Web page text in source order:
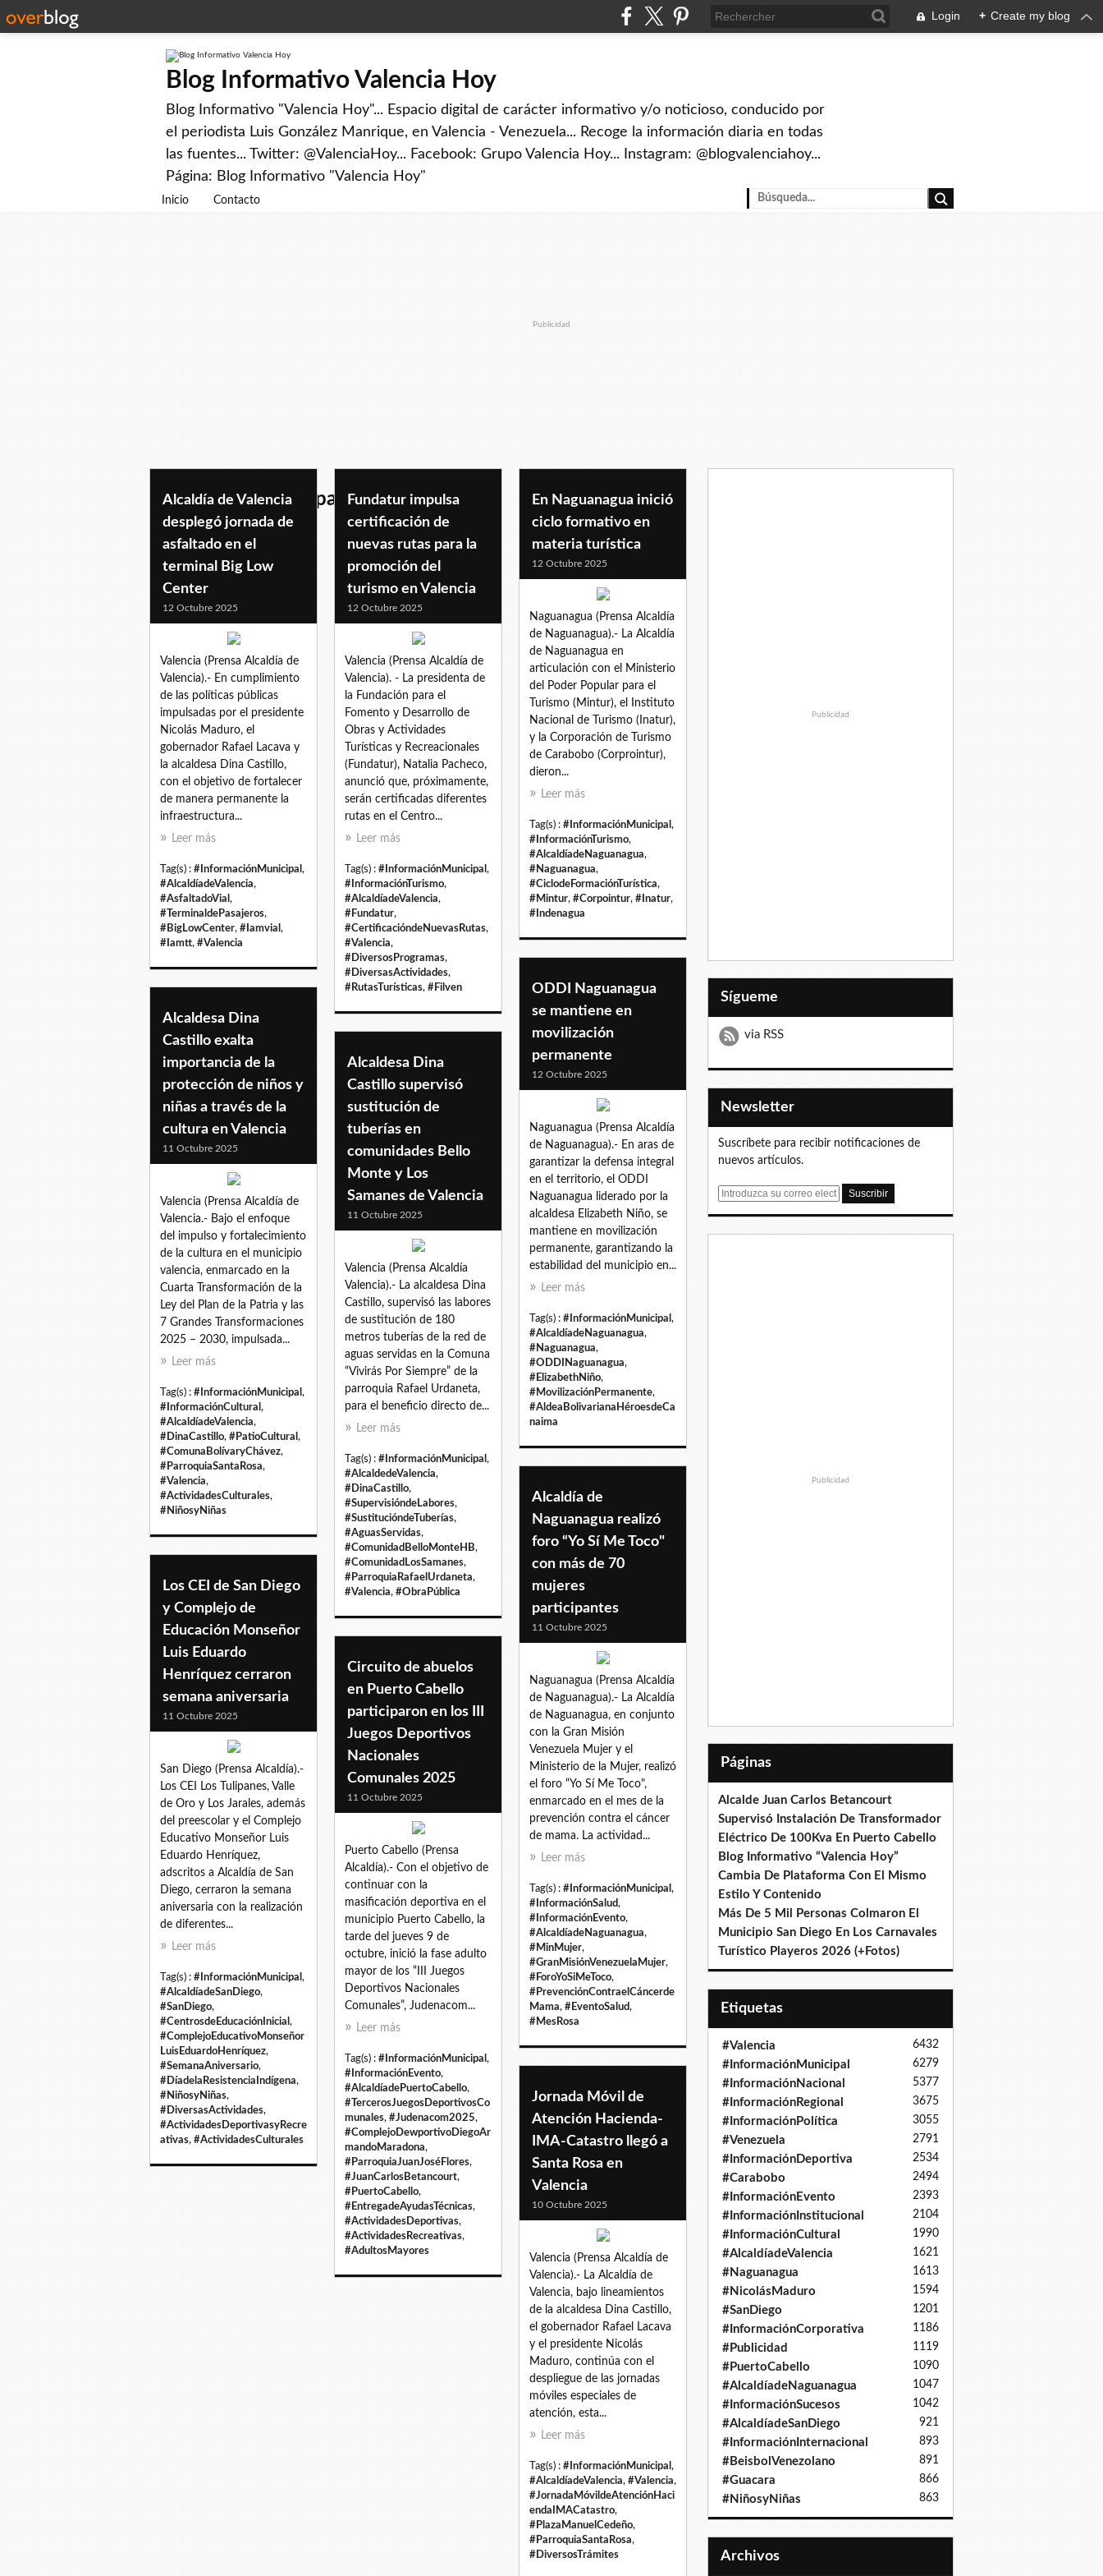
Login + Create my blog
Blog Informativo Valencia Hoy
Blog Informativo "Valencia Hoy"... Espacio digital de carácter informativo y/o noticioso, conducido por
el periodista Luis González Manrique, en Valencia - Venezuela... Recoge la información diaria en todas
las fuentes... Twitter: @ValenciaHoy... Facebook: Grupo Valencia Hoy... Instagram: @blogvalenciahoy...
Página: Blog Informativo "Valencia Hoy"
Inicio Contacto
Publicidad
informacionmunicipal
Alcaldía de Valencia
desplegó jornada de
asfaltado en el
terminal Big Low
Center
12 Octubre 2025
Valencia (Prensa Alcaldía de
Valencia).- En cumplimiento
de las políticas públicas
impulsadas por el presidente
Nicolás Maduro, el
gobernador Rafael Lacava y
la alcaldesa Dina Castillo,
con el objetivo de fortalecer
de manera permanente la
infraestructura...
Leer más
Tag(s) : #InformaciónMunicipal ,
#AlcaldíadeValencia,
#AsfaltadoVial ,
#TerminaldePasajeros,
#BigLowCenter, #Iamvial ,
#Iamtt, #Valencia
Fundatur impulsa
certificación de
nuevas rutas para la
promoción del
turismo en Valencia
12 Octubre 2025
Valencia (Prensa Alcaldía de
Valencia). - La presidenta de
la Fundación para el
Fomento y Desarrollo de
Obras y Actividades
Turísticas y Recreacionales
(Fundatur), Natalia Pacheco,
anunció que, próximamente,
serán certificadas diferentes
rutas en el Centro...
Leer más
Tag(s) : #InformaciónMunicipal ,
#InformaciónTurismo,
#AlcaldíadeValencia,
#Fundatur,
#CertificacióndeNuevasRutas,
#Valencia,
#DiversosProgramas,
#DiversasActividades,
#RutasTurísticas, #Filven
En Naguanagua inició
ciclo formativo en
materia turística
12 Octubre 2025
Naguanagua (Prensa Alcaldía
de Naguanagua).- La Alcaldía
de Naguanagua en
articulación con el Ministerio
del Poder Popular para el
Turismo (Mintur), el Instituto
Nacional de Turismo (Inatur),
y la Corporación de Turismo
de Carabobo (Corprointur),
dieron...
Leer más
Tag(s) : #InformaciónMunicipal ,
#InformaciónTurismo,
#AlcaldíadeNaguanagua,
#Naguanagua,
#CiclodeFormaciónTurística,
#Mintur, #Corpointur, #Inatur,
#Indenagua
ODDI Naguanagua
se mantiene en
movilización
permanente
12 Octubre 2025
Naguanagua (Prensa Alcaldía
de Naguanagua).- En aras de
garantizar la defensa integral
en el territorio, el ODDI
Naguanagua liderado por la
alcaldesa Elizabeth Niño, se
mantiene en movilización
permanente, garantizando la
estabilidad del municipio en...
Leer más
Tag(s) : #InformaciónMunicipal ,
#AlcaldíadeNaguanagua,
#Naguanagua,
#ODDINaguanagua,
#ElizabethNiño,
#MovilizaciónPermanente,
#AldeaBolivarianaHéroesdeCa
naima
Alcaldesa Dina
Castillo exalta
importancia de la
protección de niños y
niñas a través de la
cultura en Valencia
11 Octubre 2025
Valencia (Prensa Alcaldía de
Valencia.- Bajo el enfoque
del impulso y fortalecimiento
de la cultura en el municipio
valencia, enmarcado en la
Cuarta Transformación de la
Ley del Plan de la Patria y las
7 Grandes Transformaciones
2025 – 2030, impulsada...
Leer más
Tag(s) : #InformaciónMunicipal ,
#InformaciónCultural ,
#AlcaldíadeValencia,
#DinaCastillo, #PatioCultural ,
#ComunaBolívaryChávez,
#ParroquiaSantaRosa,
#Valencia,
#ActividadesCulturales,
#NiñosyNiñas
Alcaldesa Dina
Castillo supervisó
sustitución de
tuberías en
comunidades Bello
Monte y Los
Samanes de Valencia
11 Octubre 2025
Valencia (Prensa Alcaldía
Valencia).- La alcaldesa Dina
Castillo, supervisó las labores
de sustitución de 180
metros tuberías de la red de
aguas servidas en la Comuna
“Vivirás Por Siempre” de la
parroquia Rafael Urdaneta,
para el beneficio directo de...
Leer más
Tag(s) : #InformaciónMunicipal ,
#AlcaldedeValencia,
#DinaCastillo,
#SupervisióndeLabores,
#SustitucióndeTuberías,
#AguasServidas,
#ComunidadBelloMonteHB,
#ComunidadLosSamanes,
#ParroquiaRafaelUrdaneta,
#Valencia, #ObraPública
Alcaldía de
Naguanagua realizó
foro “Yo Sí Me Toco"
con más de 70
mujeres
participantes
11 Octubre 2025
Naguanagua (Prensa Alcaldía
de Naguanagua).- La Alcaldía
de Naguanagua, en conjunto
con la Gran Misión
Venezuela Mujer y el
Ministerio de la Mujer, realizó
el foro “Yo Sí Me Toco",
enmarcado en el mes de la
prevención contra el cáncer
de mama. La actividad...
Leer más
Tag(s) : #InformaciónMunicipal ,
#InformaciónSalud,
#InformaciónEvento,
#AlcaldíadeNaguanagua,
#MinMujer,
#GranMisiónVenezuelaMujer,
#ForoYoSiMeToco,
#PrevenciónContraelCáncerde
Mama, #EventoSalud,
#MesRosa
Los CEI de San Diego
y Complejo de
Educación Monseñor
Luis Eduardo
Henríquez cerraron
semana aniversaria
11 Octubre 2025
San Diego (Prensa Alcaldía).-
Los CEI Los Tulipanes, Valle
de Oro y Los Jarales, además
del preescolar y el Complejo
Educativo Monseñor Luis
Eduardo Henríquez,
adscritos a Alcaldía de San
Diego, cerraron la semana
aniversaria con la realización
de diferentes...
Leer más
Tag(s) : #InformaciónMunicipal ,
#AlcaldíadeSanDiego,
#SanDiego,
#CentrosdeEducaciónInicial ,
#ComplejoEducativoMonseñor
LuisEduardoHenríquez,
#SemanaAniversario,
#DíadelaResistenciaIndígena,
#NiñosyNiñas,
#DiversasActividades,
#ActividadesDeportivasyRecre
ativas, #ActividadesCulturales
Circuito de abuelos
en Puerto Cabello
participaron en los III
Juegos Deportivos
Nacionales
Comunales 2025
11 Octubre 2025
Puerto Cabello (Prensa
Alcaldía).- Con el objetivo de
continuar con la
masificación deportiva en el
municipio Puerto Cabello, la
tarde del jueves 9 de
octubre, inició la fase adulto
mayor de los “III Juegos
Deportivos Nacionales
Comunales”, Judenacom...
Leer más
Tag(s) : #InformaciónMunicipal ,
#InformaciónEvento,
#AlcaldíadePuertoCabello,
#TercerosJuegosDeportivosCo
munales, #Judenacom2025,
#ComplejoDewportivoDiegoAr
mandoMaradona,
#ParroquiaJuanJoséFlores,
#JuanCarlosBetancourt,
#PuertoCabello,
#EntregadeAyudasTécnicas,
#ActividadesDeportivas,
#ActividadesRecreativas,
#AdultosMayores
Jornada Móvil de
Atención Hacienda-
IMA-Catastro llegó a
Santa Rosa en
Valencia
10 Octubre 2025
Valencia (Prensa Alcaldía de
Valencia).- La Alcaldía de
Valencia, bajo lineamientos
de la alcaldesa Dina Castillo,
el gobernador Rafael Lacava
y el presidente Nicolás
Maduro, continúa con el
despliegue de las jornadas
móviles especiales de
atención, esta...
Leer más
Tag(s) : #InformaciónMunicipal ,
#AlcaldíadeValencia, #Valencia,
#JornadaMóvildeAtenciónHaci
endaIMACatastro,
#PlazaManuelCedeño,
#ParroquiaSantaRosa,
#DiversosTrámites
Publicidad
Sígueme
via RSS
Newsletter
Suscríbete para recibir notificaciones de
nuevos artículos.
E
Publicidad
Páginas
Alcalde Juan Carlos Betancourt
Supervisó Instalación De Transformador
Eléctrico De 100Kva En Puerto Cabello
Blog Informativo “Valencia Hoy”
Cambia De Plataforma Con El Mismo
Estilo Y Contenido
Más De 5 Mil Personas Colmaron El
Municipio San Diego En Los Carnavales
Turístico Playeros 2026 (+Fotos)
Etiquetas
#Valencia 6432
#InformaciónMunicipal 6279
#InformaciónNacional 5377
#InformaciónRegional 3675
#InformaciónPolítica 3055
#Venezuela 2791
#InformaciónDeportiva 2534
#Carabobo 2494
#InformaciónEvento 2393
#InformaciónInstitucional 2104
#InformaciónCultural 1990
#AlcaldíadeValencia 1621
#Naguanagua 1613
#NicolásMaduro 1594
#SanDiego 1201
#InformaciónCorporativa 1186
#Publicidad 1119
#PuertoCabello 1090
#AlcaldíadeNaguanagua 1047
#InformaciónSucesos 1042
#AlcaldíadeSanDiego 921
#InformaciónInternacional 893
#BeisbolVenezolano 891
#Guacara 866
#NiñosyNiñas 863
Archivos